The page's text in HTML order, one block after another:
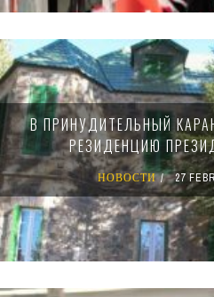
В ПРИНУДИТЕЛЬНЫЙ
РЕЗИДЕНЦИЮ
НОВОСТИ 27